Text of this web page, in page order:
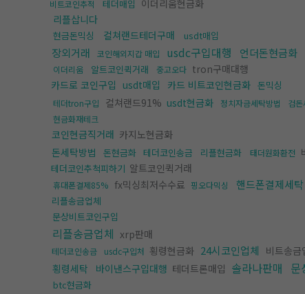
비트코인추적
테더매입 이더리움현금화
리플삽니다
현금돈믹싱 컬쳐랜드테더구매 usdt매입
장외거래 코인해외지갑 매입 usdc구입대행 언더돈현금화
이더리움 알트코인퀵거래 중고오다 tron구매대행
카드로 코인구입 usdt매입 카드 비트코인현금화 돈믹싱
테더tron구입 컬쳐랜드91% usdt현금화 정치자금세탁방법 검
현금화재테크
코인현금직거래 카지노현금화
돈세탁방법
돈현금화 테더코인송금 리플현금화 태더원화환전
테더코인추척피하기 알트코인퀵거래
휴대폰결제85% fx믹싱최저수수료 핑오다믹싱 핸드폰결제세탁
리플송금업체
문상비트코인구입
리플송금업체 xrp판매
테더코인송금 usdc구입처 횡령현금화 24시코인업체 비트송금
횡령세탁
바이낸스구입대행 테더트론매입 솔라나판매 문
btc현금화